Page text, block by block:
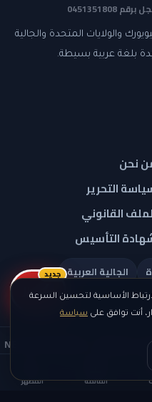
القائمة المظهر
الأساسية لتحسين السرعة
أنت توافق على سياسة
والولايات المتحدة والجالية
بلغة عربية بسيطة.
نحن
التحرير
القانوني
التأسيس
الجالية العربية
— جميع الحقوق محفوظة — NEW YORK NEWS
ريلز
جديد